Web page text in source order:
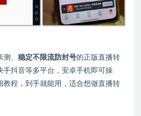
、 稳定不限流防封号的正版直播转
手抖音等多平台，安卓手机即可操
教程，到手就能用，适合想做直播转